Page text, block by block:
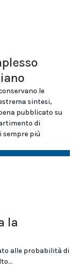
le
sintesi,
pubblicato su
di
sempre più
la
alle probabilità di